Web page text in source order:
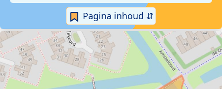
Pagina inhoud ⇵